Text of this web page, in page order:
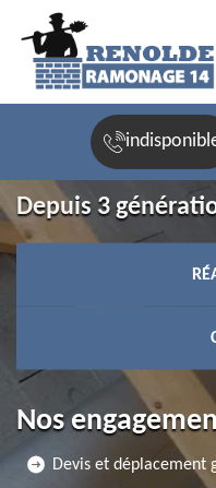
Depuis 3
Nos
Devis et déplacement